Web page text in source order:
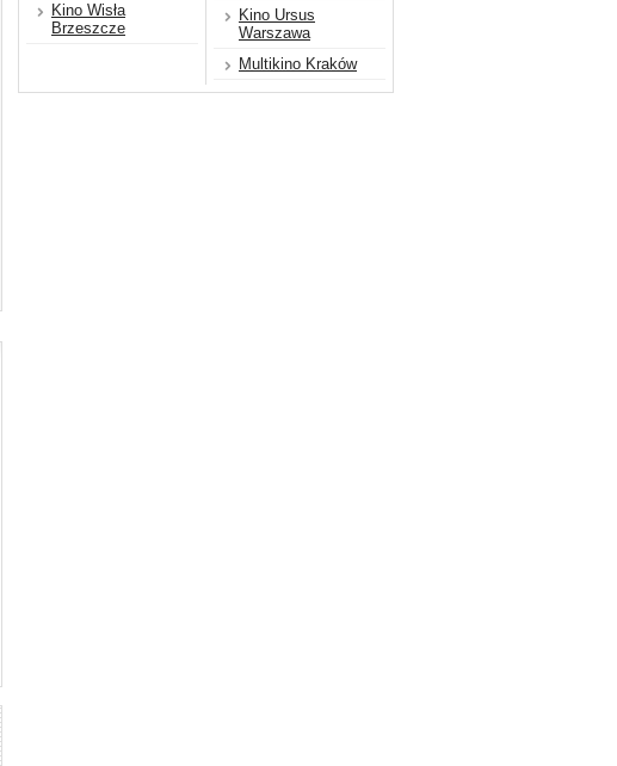
Kino Wisła
Brzeszcze
Kino Ursus
Warszawa
Multikino Kraków